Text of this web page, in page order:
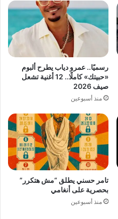
رسميًا.. عمرو دياب يطرح ألبوم
«حبيتك» كاملًا.. 12 أغنية تشعل
صيف 2026
منذ أسبوعين
تامر حسني يطلق “مش هتكرر”
بحصرية على أنغامي
منذ أسبوعين